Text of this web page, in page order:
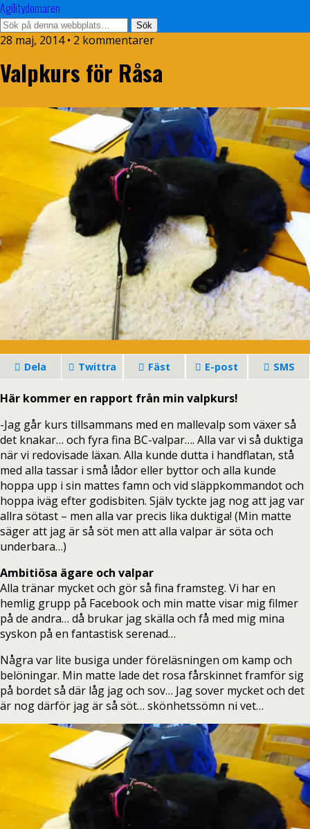
Agilitydomaren
28 maj, 2014 • 2 kommentarer
Valpkurs för Råsa
Dela Twittra Fäst E-post SMS
Här kommer en rapport från min valpkurs!
-Jag går kurs tillsammans med en mallevalp som växer så
det knakar… och fyra fina BC-valpar…. Alla var vi så duktiga
när vi redovisade läxan. Alla kunde dutta i handflatan, stå
med alla tassar i små lådor eller byttor och alla kunde
hoppa upp i sin mattes famn och vid släppkommandot och
hoppa iväg efter godisbiten. Själv tyckte jag nog att jag var
allra sötast – men alla var precis lika duktiga! (Min matte
säger att jag är så söt men att alla valpar är söta och
underbara…)
Ambitiösa ägare och valpar
Alla tränar mycket och gör så fina framsteg. Vi har en
hemlig grupp på Facebook och min matte visar mig filmer
på de andra… då brukar jag skälla och få med mig mina
syskon på en fantastisk serenad…
Några var lite busiga under föreläsningen om kamp och
belöningar. Min matte lade det rosa fårskinnet framför sig
på bordet så där låg jag och sov… Jag sover mycket och det
är nog därför jag är så söt… skönhetssömn ni vet…